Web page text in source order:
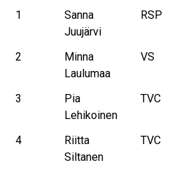
1
Sanna
Juujärvi
RSP
2
Minna
Laulumaa
VS
3
Pia
Lehikoinen
TVC
4
Riitta
Siltanen
TVC